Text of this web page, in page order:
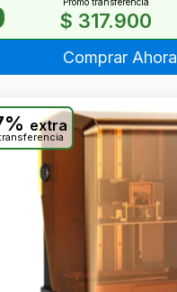
$ 317.900
Comprar Ahora
extra